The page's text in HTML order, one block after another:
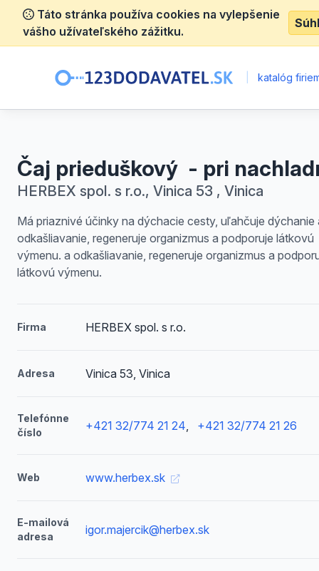
Táto stránka používa cookies na vylepšenie
vášho užívateľského zážitku.
katalóg
Čaj prieduškový - pri
HERBEX spol. s r.o., Vinica 53 , Vinica
Má priaznivé účinky na dýchacie cesty, uľahčuje dýchanie
odkašliavanie, regeneruje organizmus a podporuje látkovú
výmenu. a odkašliavanie, regeneruje organizmus a
látkovú výmenu.
Firma HERBEX spol. s r.o.
Adresa Vinica 53, Vinica
Telefónne
číslo
+421 32/774 21 24, +421 32/774 21 26
Web www.herbex.sk
E-mailová
adresa
igor.majercik@herbex.sk